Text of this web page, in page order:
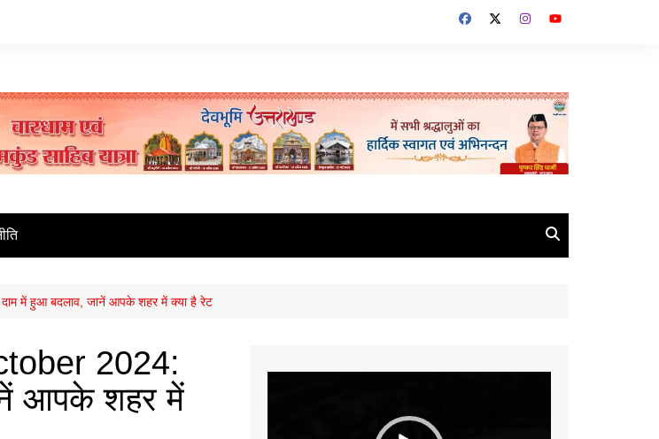
में हुआ बदलाव, जानें आपके शहर में क्या है रेट
2024:
आपके शहर में